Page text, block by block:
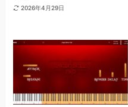
2026年4月29日